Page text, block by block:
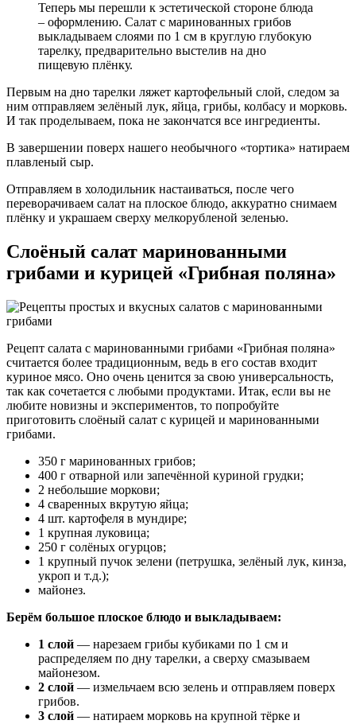
Теперь мы перешли к эстетической стороне блюда
– оформлению. Салат с маринованных грибов
выкладываем слоями по 1 см в круглую глубокую
тарелку, предварительно выстелив на дно
пищевую плёнку.
Первым на дно тарелки ляжет картофельный слой, следом за
ним отправляем зелёный лук, яйца, грибы, колбасу и морковь.
И так проделываем, пока не закончатся все ингредиенты.
В завершении поверх нашего необычного «тортика» натираем
плавленый сыр.
Отправляем в холодильник настаиваться, после чего
переворачиваем салат на плоское блюдо, аккуратно снимаем
плёнку и украшаем сверху мелкорубленой зеленью.
Слоёный салат маринованными
грибами и курицей «Грибная поляна»
Рецепт салата с маринованными грибами «Грибная поляна»
считается более традиционным, ведь в его состав входит
куриное мясо. Оно очень ценится за свою универсальность,
так как сочетается с любыми продуктами. Итак, если вы не
любите новизны и экспериментов, то попробуйте
приготовить слоёный салат с курицей и маринованными
грибами.
350 г маринованных грибов;
400 г отварной или запечённой куриной грудки;
2 небольшие моркови;
4 сваренных вкрутую яйца;
4 шт. картофеля в мундире;
1 крупная луковица;
250 г солёных огурцов;
1 крупный пучок зелени (петрушка, зелёный лук, кинза,
укроп и т.д.);
майонез.
Берём большое плоское блюдо и выкладываем:
1 слой — нарезаем грибы кубиками по 1 см и
распределяем по дну тарелки, а сверху смазываем
майонезом.
2 слой — измельчаем всю зелень и отправляем поверх
грибов.
3 слой — натираем морковь на крупной тёрке и